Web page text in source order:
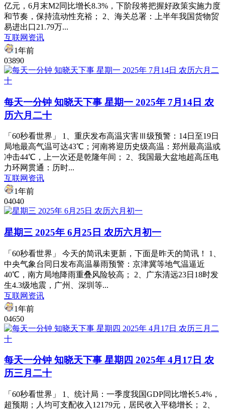
亿元，6月末M2同比增长8.3%，下阶段将把握好政策实施力度
和节奏，保持流动性充裕； 2、海关总署：上半年我国货物贸
易进出口21.79万...
互联网资讯
1年前
03890
每天一分钟 知晓天下事 星期一 2025年 7月14日 农
历六月二十
「60秒看世界」 1、重庆发布高温灾害Ⅲ级预警：14日至19日
局地最高气温可达43℃；河南将迎历史级高温​​：郑州最高温或
冲击44℃，上一次还是乾隆年间； 2、​​我国最大盆地超高压电
力环网贯通：历时...
互联网资讯
1年前
04040
星期三 2025年 6月25日 农历六月初一
「60秒看世界」 今天的简讯未更新，下面是昨天的简讯！ 1、
中央气象台同日发布高温暴雨预警：京津冀等地气温逼近
40℃，南方局地降雨重叠风险较高； 2、广东清远23日18时发
生4.3级地震，广州、深圳等...
互联网资讯
1年前
04650
每天一分钟 知晓天下事 星期四 2025年 4月17日 农
历三月二十
「60秒看世界」 1、统计局：一季度我国GDP同比增长5.4%，
超预期；人均可支配收入12179元，居民收入平稳增长； 2、